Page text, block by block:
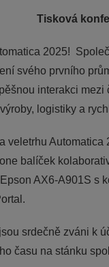
Tisková
2025!
svého prvního
interakci
logistiky a
veletrhu
balíček
AX6-A901S s
srdečně zváni k
času na stánku